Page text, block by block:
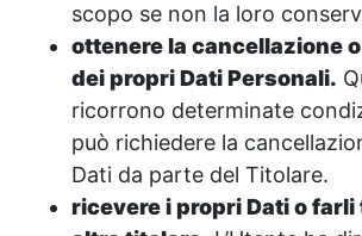
scopo se non la loro
ottenere la cancellazione
dei propri Dati Personali.
ricorrono determinate
può richiedere la
Dati da parte del Titolare.
ricevere i propri Dati o